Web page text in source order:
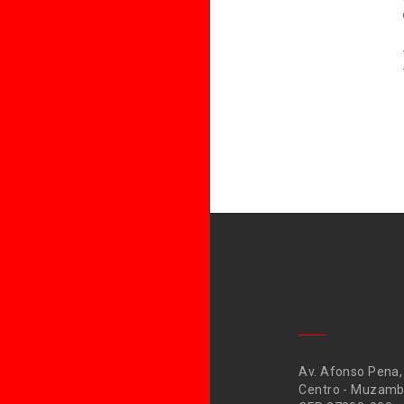
Av. Afonso Pena,
Centro -